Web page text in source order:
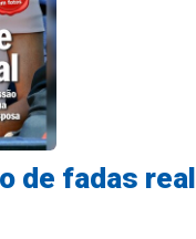
de fadas real